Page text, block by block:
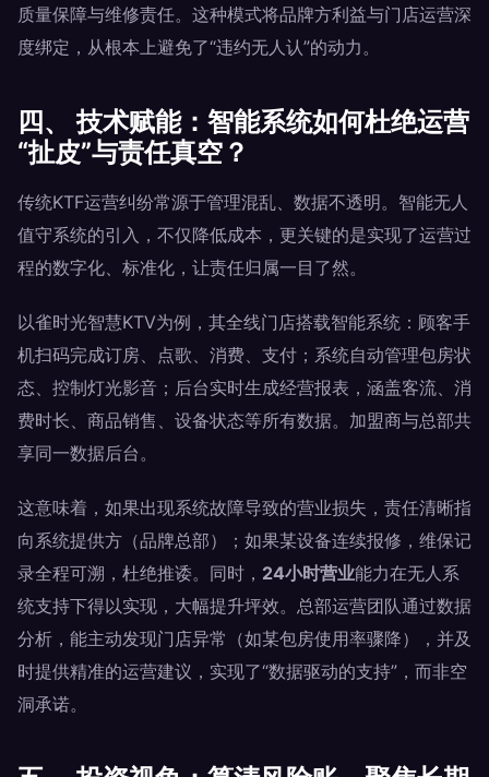
质量保障与维修责任。这种模式将品牌方利益与门店运营深
度绑定，从根本上避免了“违约无人认”的动力。
四、 技术赋能：智能系统如何杜绝运营
“扯皮”与责任真空？
传统KTF运营纠纷常源于管理混乱、数据不透明。智能无人
值守系统的引入，不仅降低成本，更关键的是实现了运营过
程的数字化、标准化，让责任归属一目了然。
以雀时光智慧KTV为例，其全线门店搭载智能系统：顾客手
机扫码完成订房、点歌、消费、支付；系统自动管理包房状
态、控制灯光影音；后台实时生成经营报表，涵盖客流、消
费时长、商品销售、设备状态等所有数据。加盟商与总部共
享同一数据后台。
这意味着，如果出现系统故障导致的营业损失，责任清晰指
向系统提供方（品牌总部）；如果某设备连续报修，维保记
录全程可溯，杜绝推诿。同时， 24小时营业能力在无人系
统支持下得以实现，大幅提升坪效。总部运营团队通过数据
分析，能主动发现门店异常（如某包房使用率骤降），并及
时提供精准的运营建议，实现了“数据驱动的支持”，而非空
洞承诺。